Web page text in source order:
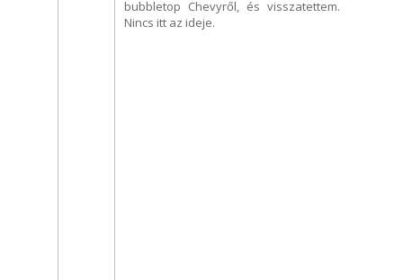
bubbletop Chevyről, és visszatettem.
Nincs itt az ideje.